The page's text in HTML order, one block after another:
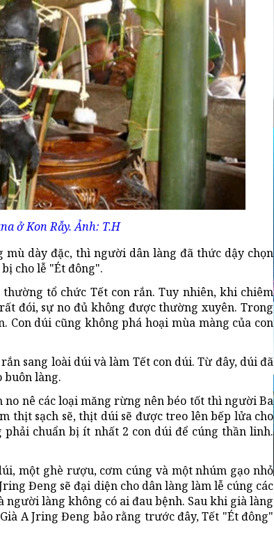
ở Kon Rẫy. Ảnh: T.H
dày đặc, thì người dân làng đã thức dậy chọn
cho lễ "Ét đông".
tổ chức Tết con rắn. Tuy nhiên, khi chiêm
đói, sự no đủ không được thường xuyên. Trong
dúi cũng không phá hoại mùa màng của con
sang loài dúi và làm Tết con dúi. Từ đây, dúi đã
buôn làng.
nê các loại măng rừng nên béo tốt thì người Ba
thịt sạch sẽ, thịt dúi sẽ được treo lên bếp lửa cho
chuẩn bị ít nhất 2 con dúi để cúng thần linh.
một ghè rượu, cơm cúng và một nhúm gạo nhỏ
Đeng sẽ đại diện cho dân làng làm lễ cúng các
làng không có ai đau bệnh. Sau khi già làng
A Jring Đeng bảo rằng trước đây, Tết "Ét đông"